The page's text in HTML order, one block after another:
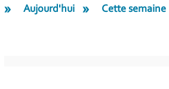
Aujourd'hui Cette semaine